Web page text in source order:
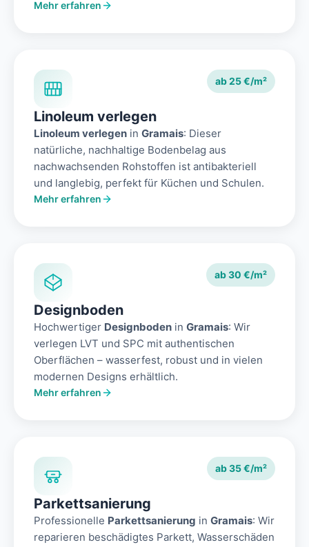
Mehr erfahren
ab 25 €/m²
Linoleum verlegen
Linoleum verlegen in Gramais: Dieser
natürliche, nachhaltige Bodenbelag aus
nachwachsenden Rohstoffen ist antibakteriell
und langlebig, perfekt für Küchen und Schulen.
Mehr erfahren
ab 30 €/m²
Designboden
Hochwertiger Designboden in Gramais: Wir
verlegen LVT und SPC mit authentischen
Oberflächen – wasserfest, robust und in vielen
modernen Designs erhältlich.
Mehr erfahren
ab 35 €/m²
Parkettsanierung
Professionelle Parkettsanierung in Gramais: Wir
reparieren beschädigtes Parkett, Wasserschäden